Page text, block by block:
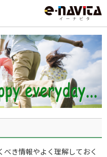
き情報やよく理解しておく